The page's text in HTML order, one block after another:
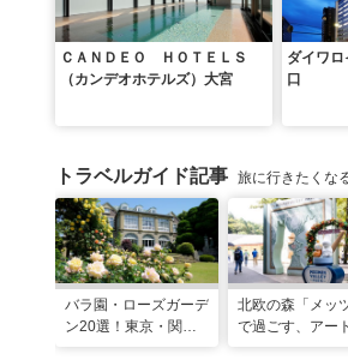
ＣＡＮＤＥＯ ＨＯＴＥＬＳ
（カンデオホテルズ）大宮
ダイワ
口
トラベルガイド記事 旅に行きたくな
バラ園・ローズガーデ
ン20選！東京・関東
北欧の森「メッ
で過ごす、アー